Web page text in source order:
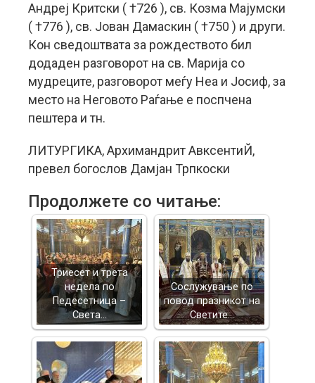
Андреј Критски ( †726 ), св. Козма Мајумски
( †776 ), св. Јован Дамаскин ( †750 ) и други.
Кон сведоштвата за рождеството бил
додаден разговорот на св. Марија со
мудреците, разговорот меѓу Неа и Јосиф, за
место на Неговото Раѓање е поспчена
пештера и тн.
ЛИТУРГИКА, Архимандрит АвксентиЙ,
превел богослов Дамјан Трпкоски
Продолжете со читање:
Триесет и трета
недела по
Педесетница –
Света…
Сослужување по
повод празникот на
Светите…